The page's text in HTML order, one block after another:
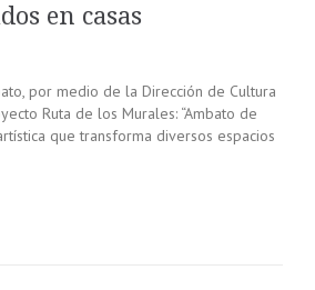
en casas
por medio de la Dirección de Cultura
Ruta de los Murales: “Ambato de
que transforma diversos espacios